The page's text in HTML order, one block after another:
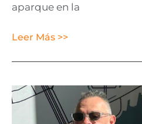
aparque en la
Leer Más >>